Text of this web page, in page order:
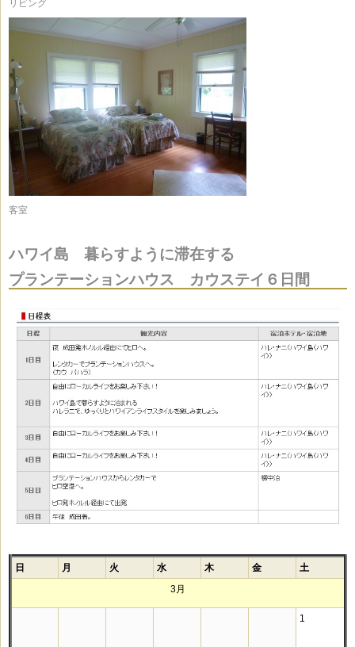
リビング
客室
ハワイ島 暮らすように滞在する
プランテーションハウス カウステイ６日間
日 月 火 水 木 金
土
3月
1